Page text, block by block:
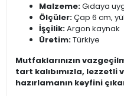
Malzeme:Gıdaya
Ölçüler:Çap 6 cm,
İşçilik:Argon kaynak
Üretim:Türkiye
Mutfaklarınızın
tart kalıbımızla, lezzetli
hazırlamanın keyfini